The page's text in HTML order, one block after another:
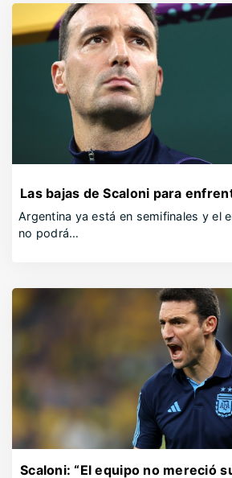
Las bajas de Scaloni para
Argentina ya está en semifinales y el
no podrá…
Scaloni: “El equipo no mereció